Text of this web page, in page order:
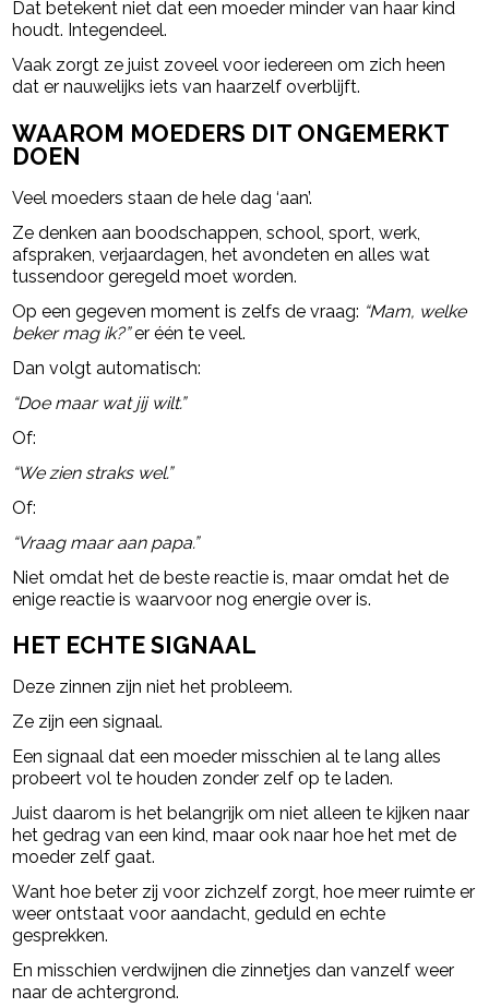
Dat betekent niet dat een moeder minder van haar kind
houdt. Integendeel.
Vaak zorgt ze juist zoveel voor iedereen om zich heen
dat er nauwelijks iets van haarzelf overblijft.
WAAROM MOEDERS DIT ONGEMERKT
DOEN
Veel moeders staan de hele dag ‘aan’.
Ze denken aan boodschappen, school, sport, werk,
afspraken, verjaardagen, het avondeten en alles wat
tussendoor geregeld moet worden.
Op een gegeven moment is zelfs de vraag: “Mam, welke
beker mag ik?”er één te veel.
Dan volgt automatisch:
“Doe maar wat jij wilt.”
Of:
“We zien straks wel.”
Of:
“Vraag maar aan papa.”
Niet omdat het de beste reactie is, maar omdat het de
enige reactie is waarvoor nog energie over is.
HET ECHTE SIGNAAL
Deze zinnen zijn niet het probleem.
Ze zijn een signaal.
Een signaal dat een moeder misschien al te lang alles
probeert vol te houden zonder zelf op te laden.
Juist daarom is het belangrijk om niet alleen te kijken naar
het gedrag van een kind, maar ook naar hoe het met de
moeder zelf gaat.
Want hoe beter zij voor zichzelf zorgt, hoe meer ruimte er
weer ontstaat voor aandacht, geduld en echte
gesprekken.
En misschien verdwijnen die zinnetjes dan vanzelf weer
naar de achtergrond.